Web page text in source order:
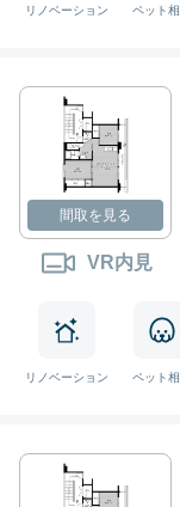
リノベーション ペット
間取を見る
VR内見
リノベーション ペット